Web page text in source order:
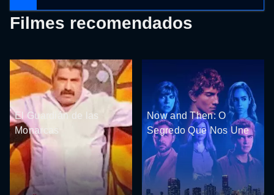
Filmes recomendados
El Guardián de las
Monarcas
Now and Then: O
Segredo Que Nos Une